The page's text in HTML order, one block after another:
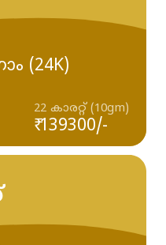
(24K)
22 കാരറ്റ് (10gm)
₹ 139300/-